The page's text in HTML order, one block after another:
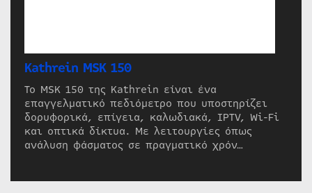
Kathrein MSK 150
Το MSK 150 της Kathrein είναι ένα
επαγγελματικό πεδιόμετρο που υποστηρίζει
δορυφορικά, επίγεια, καλωδιακά, IPTV, Wi-Fi
και οπτικά δίκτυα. Με λειτουργίες όπως
ανάλυση φάσματος σε πραγματικό χρόν…